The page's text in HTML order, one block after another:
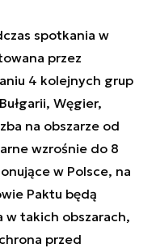
spotkania w
przez
4 kolejnych grup
Węgier,
na obszarze od
wzrośnie do 8
w Polsce, na
Paktu będą
w takich obszarach,
przed